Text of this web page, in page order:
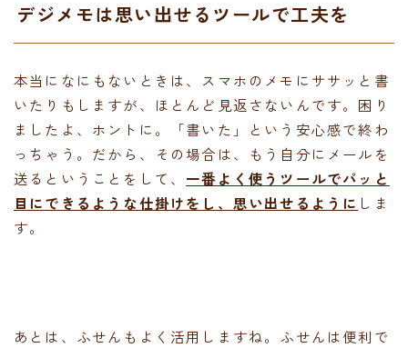
デジメモは思い出せるツールで工夫を
本当になにもないときは、スマホのメモにササッと書
いたりもしますが、ほとんど見返さないんです。困り
ましたよ、ホントに。「書いた」という安心感で終わ
っちゃう。だから、その場合は、もう自分にメールを
送るということをして、 一番よく使うツールでパッと
目にできるような仕掛けをし、思い出せるように しま
す。
あとは、ふせんもよく活用しますね。ふせんは便利で